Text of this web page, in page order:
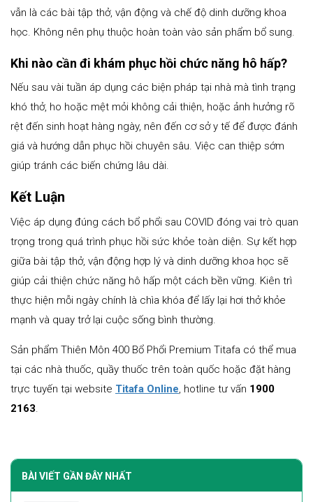
vẫn là các bài tập thở, vận động và chế độ dinh dưỡng khoa
học. Không nên phụ thuộc hoàn toàn vào sản phẩm bổ sung.
Khi nào cần đi khám phục hồi chức năng hô hấp?
Nếu sau vài tuần áp dụng các biện pháp tại nhà mà tình trạng
khó thở, ho hoặc mệt mỏi không cải thiện, hoặc ảnh hưởng rõ
rệt đến sinh hoạt hàng ngày, nên đến cơ sở y tế để được đánh
giá và hướng dẫn phục hồi chuyên sâu. Việc can thiệp sớm
giúp tránh các biến chứng lâu dài.
Kết Luận
Việc áp dụng đúng cách bổ phổi sau COVID đóng vai trò quan
trọng trong quá trình phục hồi sức khỏe toàn diện. Sự kết hợp
giữa bài tập thở, vận động hợp lý và dinh dưỡng khoa học sẽ
giúp cải thiện chức năng hô hấp một cách bền vững. Kiên trì
thực hiện mỗi ngày chính là chìa khóa để lấy lại hơi thở khỏe
mạnh và quay trở lại cuộc sống bình thường.
Sản phẩm Thiên Môn 400 Bổ Phổi Premium Titafa có thể mua
tại các nhà thuốc, quầy thuốc trên toàn quốc hoặc đặt hàng
trực tuyến tại website Titafa Online, hotline tư vấn 1900
2163.
BÀI VIẾT GẦN ĐÂY NHẤT